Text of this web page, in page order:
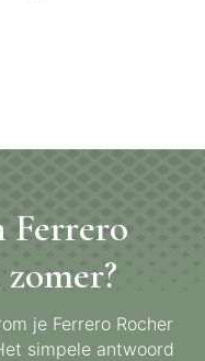
Ferrero
je Ferrero Rocher
simpele antwoord